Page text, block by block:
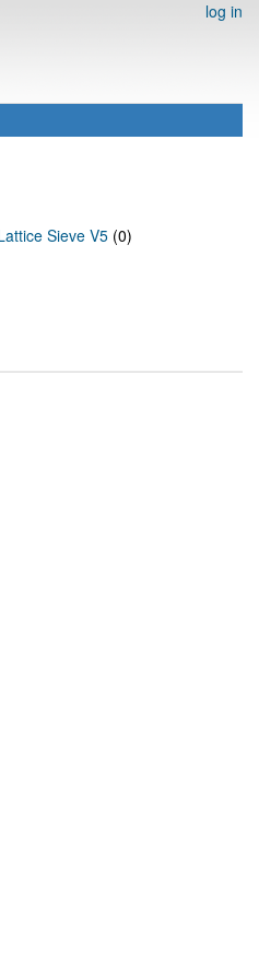
log in
Sieve V5 (0)